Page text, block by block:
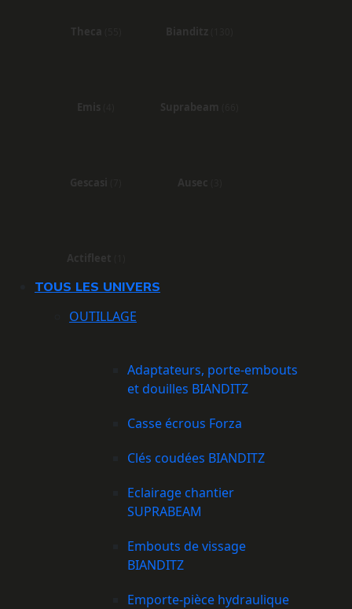
Theca Bianditz
Emis Suprabeam
Gescasi Ausec
Actifleet
TOUS LES UNIVERS
OUTILLAGE
Adaptateurs, porte-embouts
et douilles BIANDITZ
Casse écrous Forza
Clés coudées BIANDITZ
Eclairage chantier
SUPRABEAM
Embouts de vissage
BIANDITZ
Emporte-pièce hydraulique